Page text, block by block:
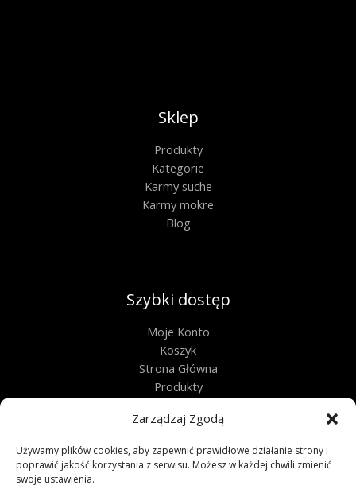
Zarządzaj Zgodą
Używamy plików cookies, aby zapewnić prawidłowe działanie strony i
poprawić jakość korzystania z serwisu. Możesz w każdej chwili zmienić
swoje ustawienia.
Sklep
Produkty
Kategorie
Karmy suche
Karmy mokre
Blog
Szybki dostęp
Moje Konto
Koszyk
Strona Główna
Produkty
Regulamin